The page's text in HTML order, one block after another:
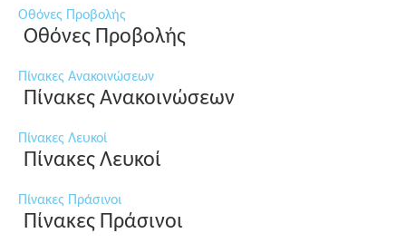
Οθόνες Προβολής
Οθόνες Προβολής
Πίνακες Ανακοινώσεων
Πίνακες Ανακοινώσεων
Πίνακες Λευκοί
Πίνακες Λευκοί
Πίνακες Πράσινοι
Πίνακες Πράσινοι